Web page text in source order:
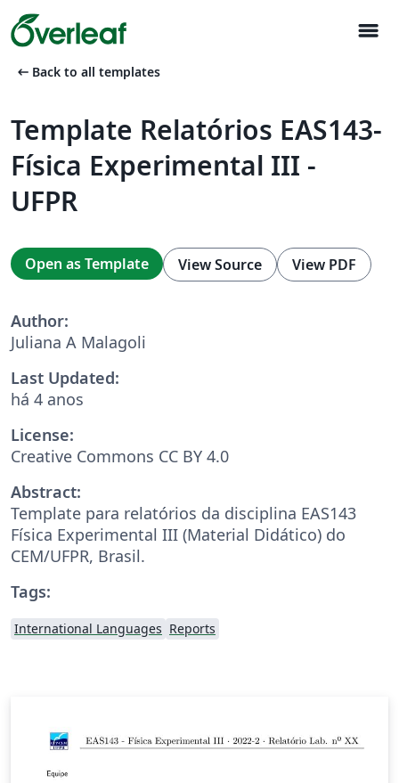
menu
arrow_left_alt Back to all templates
Template Relatórios EAS143-
Física Experimental III -
UFPR
Open as Template View Source View PDF
Author:
Juliana A Malagoli
Last Updated:
há 4 anos
License:
Creative Commons CC BY 4.0
Abstract:
Template para relatórios da disciplina EAS143
Física Experimental III (Material Didático) do
CEM/UFPR, Brasil.
Tags:
International Languages Reports